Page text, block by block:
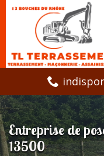
Entreprise de
13500